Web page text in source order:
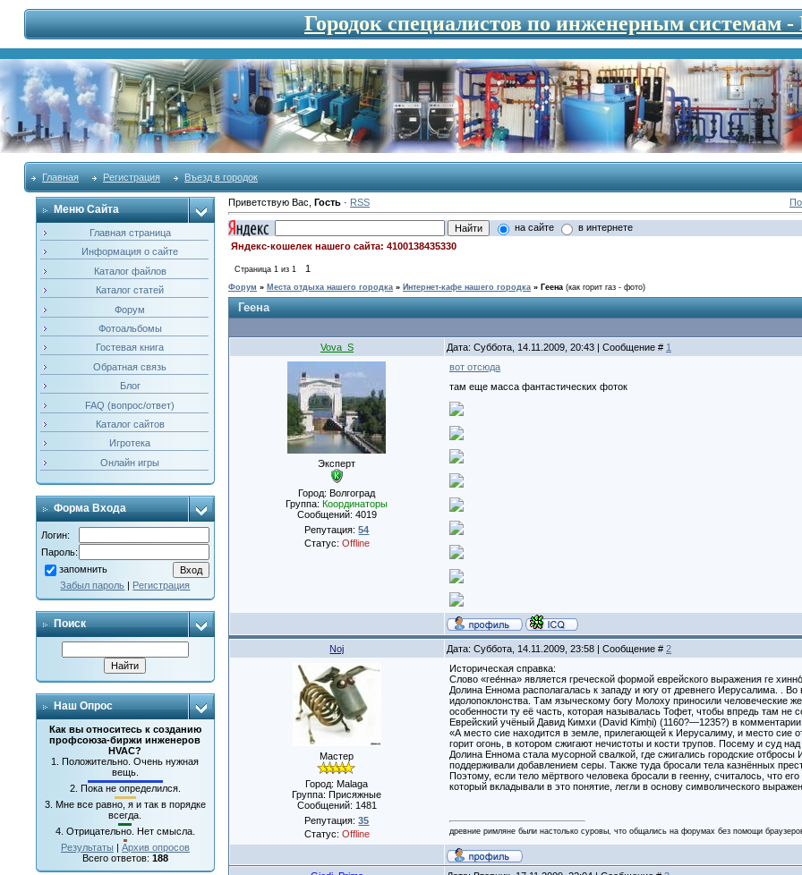
Городок специалистов по инженерным
Главная Регистрация Въезд в городок
Меню Сайта
Главная страница
Информация о сайте
Каталог файлов
Каталог статей
Форум
Фотоальбомы
Гостевая книга
Обратная связь
Блог
FAQ (вопрос/ответ)
Каталог сайтов
Игротека
Онлайн игры
Форма Входа
Логин:
Пароль:
запомнить
Забыл пароль | Регистрация
Поиск
Наш Опрос
Как вы относитесь к созданию
профсоюза-биржи инженеров
HVAC?
1.Положительно. Очень нужная
вещь.
2. Пока не определился.
3. Мне все равно, я и так в порядке
всегда.
4. Отрицательно. Нет смысла.
Результаты | Архив опросов
Всего ответов: 188
Приветствую Вас Гость· RSS
на сайте
в интернете
Яндекс-кошелек нашего сайта: 4100138435330
Страница 1 из 1 1
Форум » Места отдыха нашего городка » Интернет-кафе нашего городка » Геена (как горит газ - фото)
Геена
Vova_S Дата: Суббота, 14.11.2009, 20:43 | Сообщение # 1
Эксперт
Город: Волгоград
Группа:Координаторы
Сообщений: 4019
Репутация:54
Статус: Offline
вот отсюда
там еще масса фантастических фоток
Noj Дата: Суббота, 14.11.2009, 23:58 | Сообщение # 2
Мастер
Город: Malaga
Группа: Присяжные
Сообщений: 1481
Репутация:35
Статус: Offline
Историческая справка:
Слово «гее́нна» является греческой формой еврейского выражения ге
Долина Еннома располагалась к западу и югу от древнего Иерусалима. .
идолопоклонства. Там языческому богу Молоху приносили человеческие
особенности ту её часть, которая называлась Тофет, чтобы впредь там
Еврейский учёный Давид Кимхи (David Kimḥi) (1160?—1235?) в
«А место сие находится в земле, прилегающей к Иерусалиму, и место сие
горит огонь, в котором сжигают нечистоты и кости трупов. Посему и суд
Долина Еннома стала мусорной свалкой, где сжигались городские
поддерживали добавлением серы. Также туда бросали тела казнённых
Поэтому, если тело мёртвого человека бросали в геенну, считалось, что
который вкладывали в это понятие, легли в основу символического
древние римляне были настолько суровы, что общались на форумах без помощи